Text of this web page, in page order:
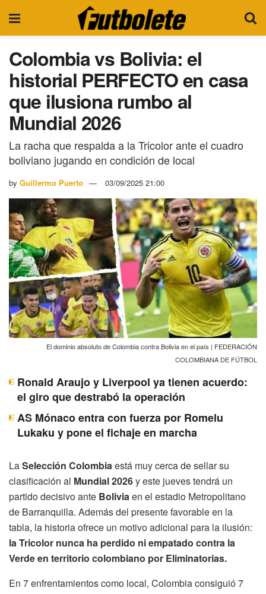
Colombia vs Bolivia: el
historial PERFECTO en casa
que ilusiona rumbo al
Mundial 2026
La racha que respalda a la Tricolor ante el cuadro
boliviano jugando en condición de local
by Guillermo Puerto 03/09/2025 21:00
El dominio absoluto de Colombia contra Bolivia en el país | FEDERACIÓN
COLOMBIANA DE FÚTBOL
Ronald Araujo y Liverpool ya tienen acuerdo:
el giro que destrabó la operación
AS Mónaco entra con fuerza por Romelu
Lukaku y pone el fichaje en marcha
LaSelección Colombiaestá muy cerca de sellar su
clasificación al Mundial 2026y este jueves tendrá un
partido decisivo ante Boliviaen el estadio Metropolitano
de Barranquilla. Además del presente favorable en la
tabla, la historia ofrece un motivo adicional para la ilusión:
la Tricolor nunca ha perdido ni empatado contra la
Verde en territorio colombiano por Eliminatorias.
En 7 enfrentamientos como local, Colombia consiguió 7